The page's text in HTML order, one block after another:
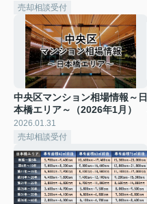
売却相談受付
中央区マンション相場情報～日
本橋エリア～（2026年1月）
2026.01.31
売却相談受付